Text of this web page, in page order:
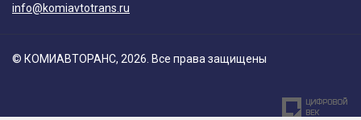
info@komiavtotrans.ru
© КОМИАВТОРАНС, 2026. Все права защищены